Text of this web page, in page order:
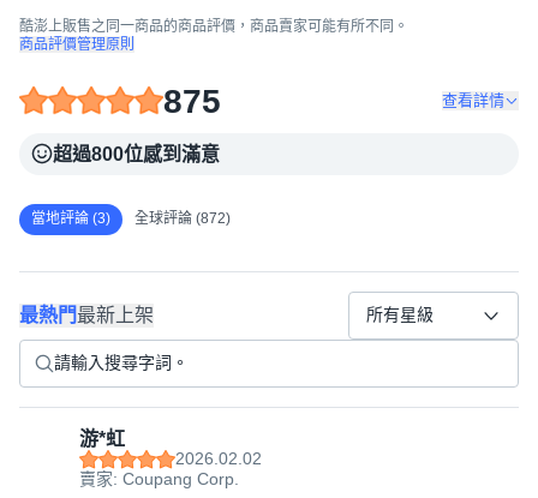
酷澎上販售之同一商品的商品評價，商品賣家可能有所不同。
商品評價管理原則
875 查看詳情
超過800位感到滿意
當地評論 (3) 全球評論 (872)
最熱門最新上架 所有星級
游*虹
2026.02.02
賣家: Coupang Corp.